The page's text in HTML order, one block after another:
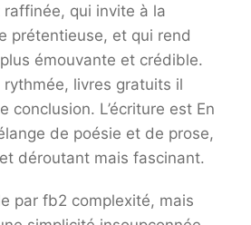
qui invite à la
prétentieuse, et qui rend
plus émouvante et crédible.
rythmée, livres gratuits il
conclusion. L’écriture est En
de poésie et de prose,
déroutant mais fascinant.
par fb2 complexité, mais